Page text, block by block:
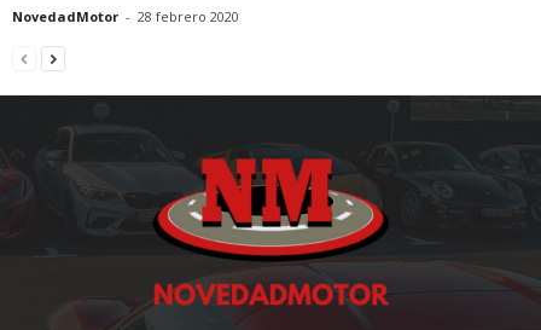
NovedadMotor - 28 febrero 2020